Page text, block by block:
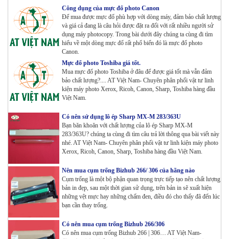
Máy Photocopy Ricoh MP 7503 Renew
Tham Khảo
Máy photocopy Ricoh IM 7000
Tham Khảo
Máy in Laser Đơn năng G&G P2022W_in Wifi
Máy in Laser Đơn năng G&G GP4200DW in Đảo mặt ,
Máy in Laser Đơn năng G&G GP3300DW in Đảo mặt ,
Wifi
Tham Khảo
Máy in Đa chức năng G&G GM3310DW in , scan ,
Copy , Wifi , Lan
Công dụng của mực đổ photo Canon
Để mua được mực đổ phù hợp với dòng máy, đảm bảo chất lượng
và giá cả đang là câu hỏi được đặt ra đối với rất nhiều người sử
dụng máy photocopy. Trong bài dưới đây chúng ta cùng đi tìm
hiểu về một dòng mực đổ rất phổ biến đó là mực đổ photo
Canon.
Mực đổ photo Toshiba giá tốt.
Mua mực đổ photo Toshiba ở đâu để được giá tốt mà vẫn đảm
bảo chất lượng?.... AT Việt Nam- Chuyên phân phối vật tư linh
kiện máy photo Xerox, Ricoh, Canon, Sharp, Toshiba hàng đầu
Việt Nam.
Có nên sử dụng lô ép Sharp MX-M 283/363U
Bạn băn khoăn với chất lượng của lô ép Sharp MX-M
283/363U? chúng ta cùng đi tìm câu trả lời thông qua bài viết này
nhé. AT Việt Nam- Chuyên phân phối vật tư linh kiện máy photo
Xerox, Ricoh, Canon, Sharp, Toshiba hàng đầu Việt Nam.
Nên mua cụm trống Bizhub 266/ 306 của hãng nào
Cụm trống là một bộ phận quan trọng trực tiếp tạo nên chất lượng
bản in đẹp, sau một thời gian sử dụng, trên bản in sẽ xuất hiện
những vệt mực hay những chấm đen, điều đó cho thấy đã đến lúc
bạn cần thay trống.
Có nên mua cụm trống Bizhub 266/306
Có nên mua cụm trống Bizhub 266 | 306… AT Việt Nam-